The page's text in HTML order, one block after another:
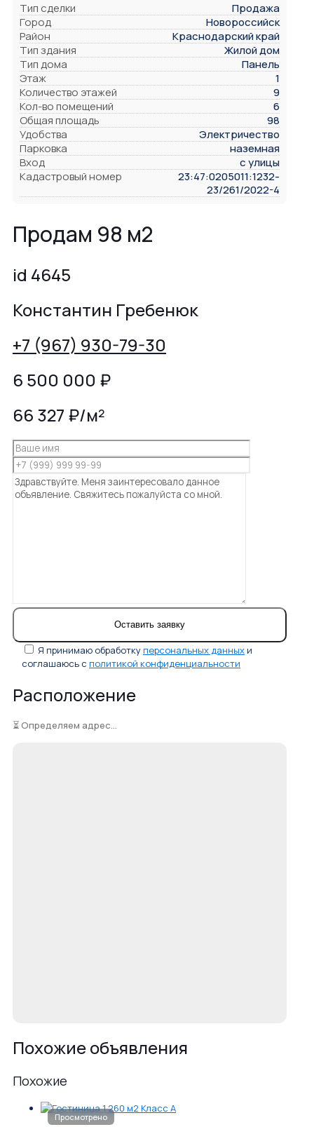
Тип сделки
Продажа
Город
Новороссийск
Район
Краснодарский край
Тип здания
Жилой дом
Тип дома
Панель
Этаж
1
Количество этажей
9
Кол-во помещений
6
Общая площадь
98
Удобства
Электричество
Парковка
наземная
Вход
с улицы
Кадастровый номер
23:47:0205011:1232-
23/261/2022-4
Продам 98 м2
id 4645
Константин Гребенюк
+7 (967) 930-79-30
6 500 000 ₽
66 327 ₽/м²
Я принимаю обработкуперсональных данных и
соглашаюсь с политикой конфиденциальности
Расположение
⏳ Определяем адрес...
Похожие объявления
Похожие